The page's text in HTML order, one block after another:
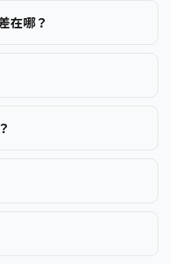
在哪？